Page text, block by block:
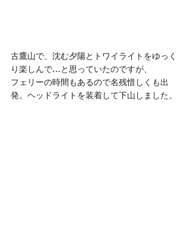
古鷹山で、沈む夕陽とトワイライトをゆっく
り楽しんで…と思っていたのですが、
フェリーの時間もあるので名残惜しくも出
発。ヘッドライトを装着して下山しました。